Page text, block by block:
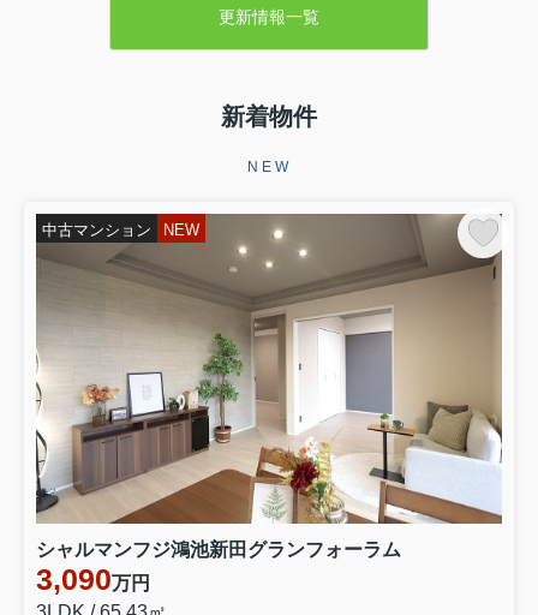
2026.07.10
東大阪市衣摺５丁目 売り土地をご契
ございます。お引き渡しまで、ご満足
任を持ってサポートさせていただ...
2026.06.29
☆★☆成約御礼☆★☆
東大阪市永和３丁目 中古テラスハウ
スをご契約いただきましたこの度はミ
ーツ不動産をいただき誠にありがとう
ございます。無事ご成約に至ることが
でき大変嬉しく思っております。リフ
ォームでお時間を頂き恐縮ではご...
2026.06.28
☆★☆成約御礼☆★☆
東大阪市大蓮南４丁目 中古一戸建を
更新情報一覧
新着物件
NEW
中古マンション NEW
シャルマンフジ鴻池新田グランフォーラム
3,090万円